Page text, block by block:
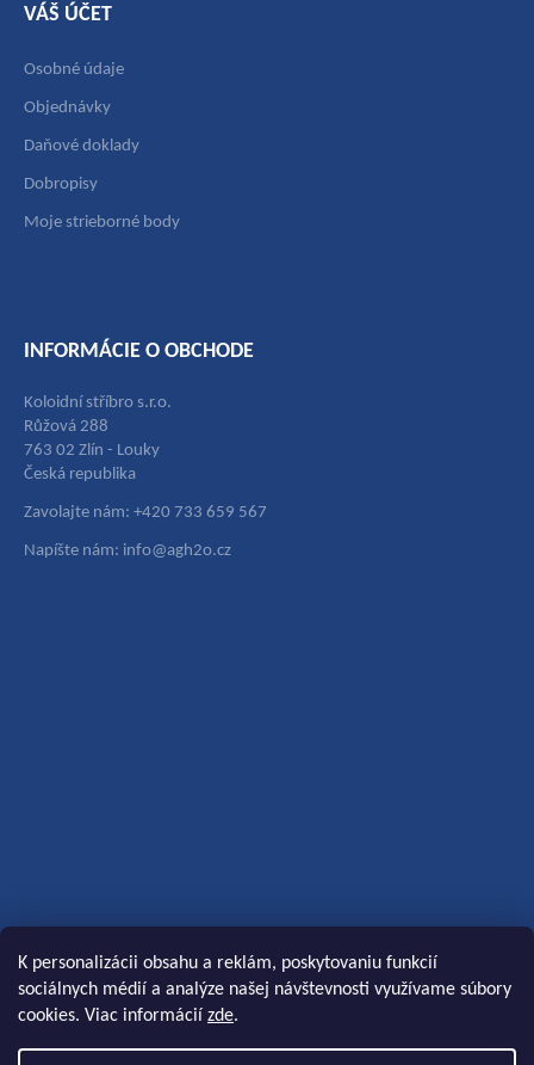
K personalizácii obsahu a reklám, poskytovaniu funkcií
sociálnych médií a analýze našej návštevnosti využívame súbory
cookies. Viac informácií zde.
VÁŠ ÚČET
Osobné údaje
Objednávky
Daňové doklady
Dobropisy
Moje strieborné body
INFORMÁCIE O OBCHODE
Koloidní stříbro s.r.o.
Růžová 288
763 02 Zlín - Louky
Česká republika
Zavolajte nám: +420 733 659 567
Napíšte nám: info@agh2o.cz